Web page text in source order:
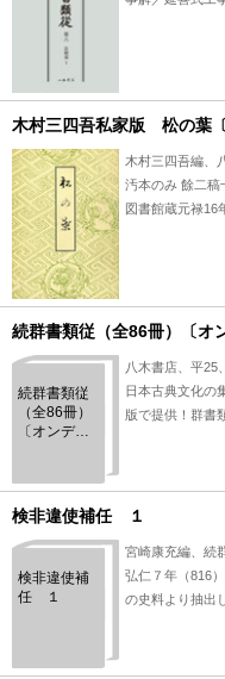
木村三四吾私家版 松の葉〔
木村三四吾編、
汚本のみ 餘二稿
図書館蔵元禄16
※「木村三四吾
続群書類従（全86冊）〔オ
続群書類従
（全86冊）
〔オンデマ
八木書店、平25
日本古典文化の
版で提供！群書
読みやすくな
検非違使補任 １
検非違使補
任 １
宮崎康充編、続
弘仁７年（816
の史料より抽出
ごとに掲出し
仁７〕～1223